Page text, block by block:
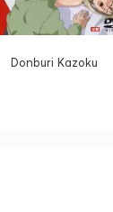
Donburi Kazoku